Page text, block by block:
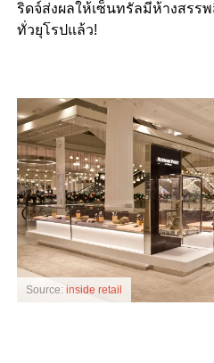
ริดจ์ส่งผลให้เซ็นทรัลมีห้างสรร
ทั่วยุโรปแล้ว!
Source: inside retail